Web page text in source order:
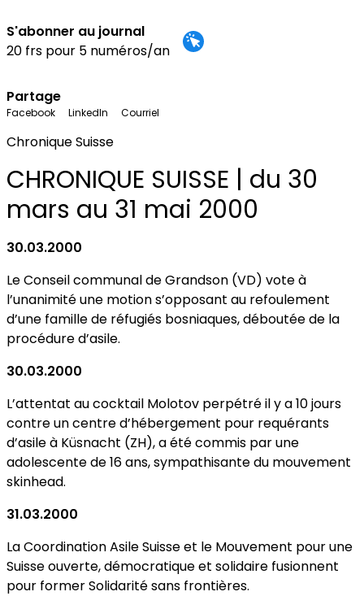
S'abonner au journal
20 frs pour 5 numéros/an
Partage
Facebook LinkedIn Courriel
Chronique Suisse
CHRONIQUE SUISSE | du 30
mars au 31 mai 2000
30.03.2000
Le Conseil communal de Grandson (VD) vote à
l’unanimité une motion s’opposant au refoulement
d’une famille de réfugiés bosniaques, déboutée de la
procédure d’asile.
30.03.2000
L’attentat au cocktail Molotov perpétré il y a 10 jours
contre un centre d’hébergement pour requérants
d’asile à Küsnacht (ZH), a été commis par une
adolescente de 16 ans, sympathisante du mouvement
skinhead.
31.03.2000
La Coordination Asile Suisse et le Mouvement pour une
Suisse ouverte, démocratique et solidaire fusionnent
pour former Solidarité sans frontières.